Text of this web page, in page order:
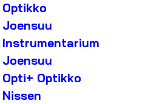
Optikko
Joensuu
Instrumentarium
Joensuu
Opti+ Optikko
Nissen